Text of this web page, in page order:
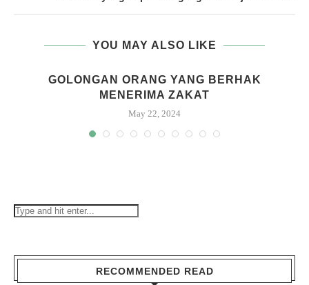
YOU MAY ALSO LIKE
GOLONGAN ORANG YANG BERHAK
MENERIMA ZAKAT
May 22, 2024
RECOMMENDED READ